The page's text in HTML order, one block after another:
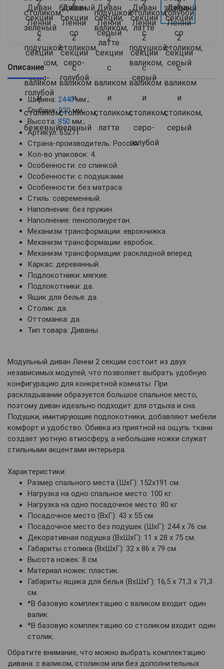
Описание
Ширина: 2440мм.;
Глубина:920мм.;
Высота: 850 мм.;
Артикул: 65271
Страна-производитель: Россия
Кол-во упаковок: 4.
Особенности: со спинкой.
Особенности: с подушками.
Особенности: без матраса.
Стиль: современный.
Наполнение: без пружин.
Наполнение: пенополиуретан.
Механизм трансформации: еврокнижка.
Механизм трансформации: евробок.
Механизм трансформации: раскладной вперед.
Каркас: деревянный.
Подлокотники: мягкие.
Подлокотники: да.
Ящик для белья: да.
Столик: да.
Оттоманка: да.
Тип товара: Диваны
Модульный диван Ленни 2 секции состоит из двух
независимых модулей, что позволяет выбрать удобную
конфигурацию для конкретной комнаты. При
раскладывании образуется большое спальное место,
поэтому диван идеально подходит для отдыха и сна.
Подушки, имитирующие подлокотники, добавляют мебели
комфорт и удобство. Обивка из приятной на ощупь ткани
создает уютную атмосферу, а небольшие ножки служат
стильными акцентами интерьера.
Характеристики:
Размер спального места (ШхГ): 152х191 см.
Нагрузка на одно спальное место: 100 кг.
Нагрузка на одно посадочное место: 80 кг.
Посадочное место (ВхГ): 43 х 55 см.
Посадочное место без подушек (ШхГ): 244 х 76 см.
Декоративная подушка (ВхШхГ): 11 х 28 х 75 см.
Габариты столика (ВхШхГ): 32 х 86 х 79 см.
Высота ножек: 8 см.
Материал ножек: пластик.
Габариты ящика для белья (ВхШхГ): 16,5 х 71,3 х 71,3
см.
*В базовую комплектацию с валиком входит один
валик.
*В базовую комплектацию со столиком входит один
столик.
Обратите внимание, что можно выбрать комплектацию
дивана: с валиком, столиком или без дополнительных